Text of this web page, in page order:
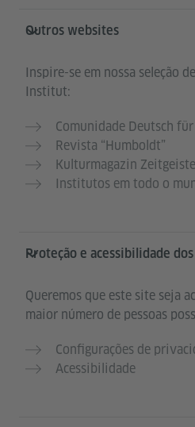
Outros websites
Inspire-se em nossa seleção
Institut:
Comunidade Deutsch
Revista “Humboldt”
Kulturmagazin
Institutos em todo o
Proteção e acessibilidade
Queremos que este site seja
maior número de pessoas
Configurações de
Acessibilidade